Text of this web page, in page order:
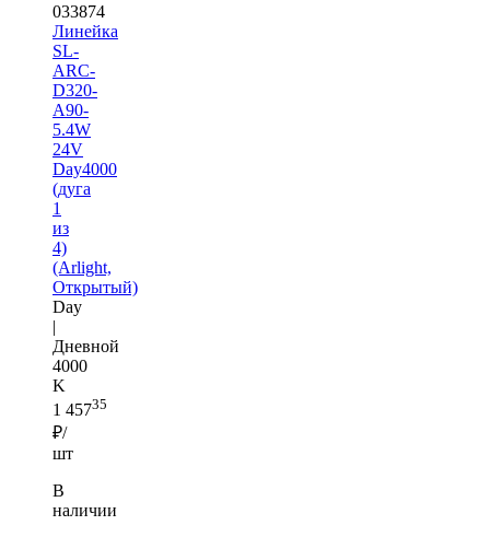
033874
Линейка
SL-
ARC-
D320-
A90-
5.4W
24V
Day4000
(дуга
1
из
4)
(Arlight,
Открытый)
Day
|
Дневной
4000
K
1 45735
₽/
шт
В
наличии